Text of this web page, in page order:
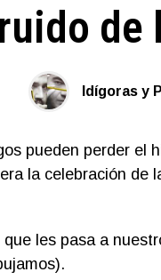
de
Idígoras y
pueden perder el
la celebración de
les pasa a